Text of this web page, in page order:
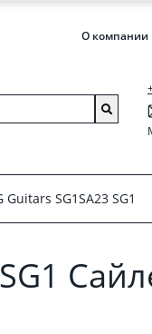
О компании
Guitars SG1SA23 SG1